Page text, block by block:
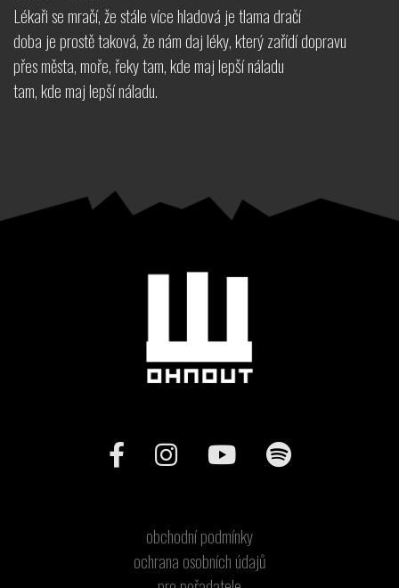
Lékaři se mračí, že stále více hladová je tlama dračí
doba je prostě taková, že nám daj léky, který zařídí dopravu
přes města, moře, řeky tam, kde maj lepší náladu
tam, kde maj lepší náladu.
obchodní podmínky
ochrana osobních údajů